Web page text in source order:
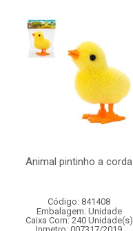
Animal pintinho a corda
Código: 841408
Embalagem: Unidade
Caixa Com: 240 Unidade(s)